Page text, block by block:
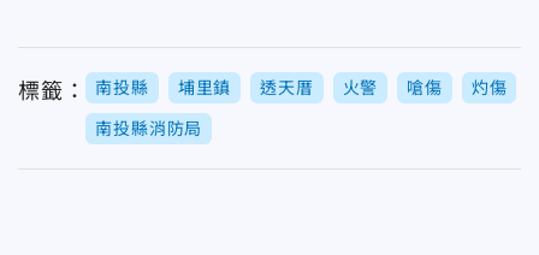
標籤： 南投縣 埔里鎮 透天厝 火警 嗆傷 灼傷
南投縣消防局